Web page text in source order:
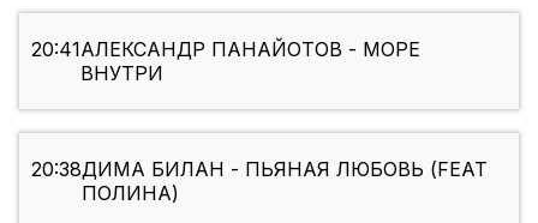
20:41АЛЕКСАНДР ПАНАЙОТОВ - МОРЕ
ВНУТРИ
20:38ДИМА БИЛАН - ПЬЯНАЯ ЛЮБОВЬ (FEAT
ПОЛИНА)